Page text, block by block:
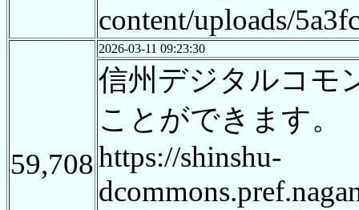
content/uploads/
59,708
2026-03-11 09:23:30
信州デジタルコモ
ことができます。
https://shinshu-